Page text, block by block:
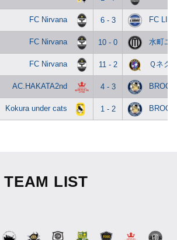
FC Nirvana 6 - 3 FC
FC Nirvana 10 - 0 水町ユ
FC Nirvana 11 - 2 Ｑネク
AC.HAKATA2nd 4 - 3
Kokura under cats 1 - 2
TEAM LIST